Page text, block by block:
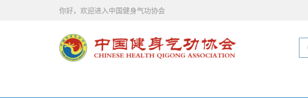
你好，欢迎进入中国健身气功协会